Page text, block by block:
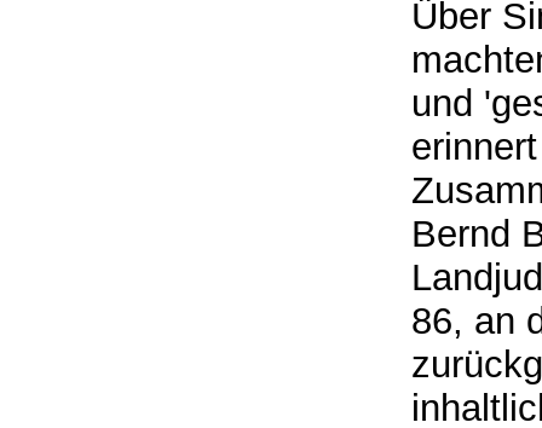
Über
und
Bernd
86, an